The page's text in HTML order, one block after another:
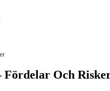
Fördelar Och